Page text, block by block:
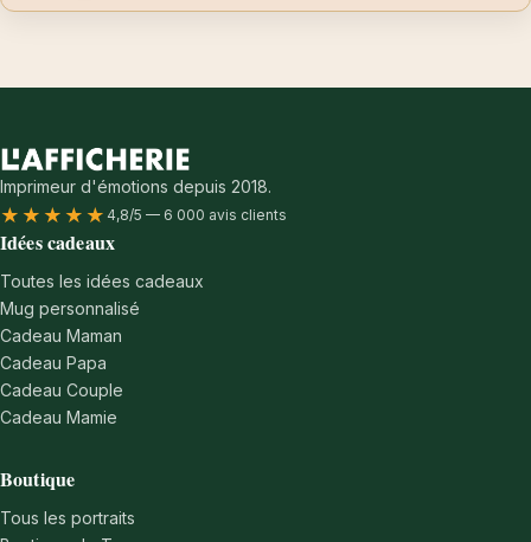
Imprimeur d'émotions depuis 2018.
★★★★★ 4,8/5 — 6 000 avis clients
Idées cadeaux
Toutes les idées cadeaux
Mug personnalisé
Cadeau Maman
Cadeau Papa
Cadeau Couple
Cadeau Mamie
Boutique
Tous les portraits